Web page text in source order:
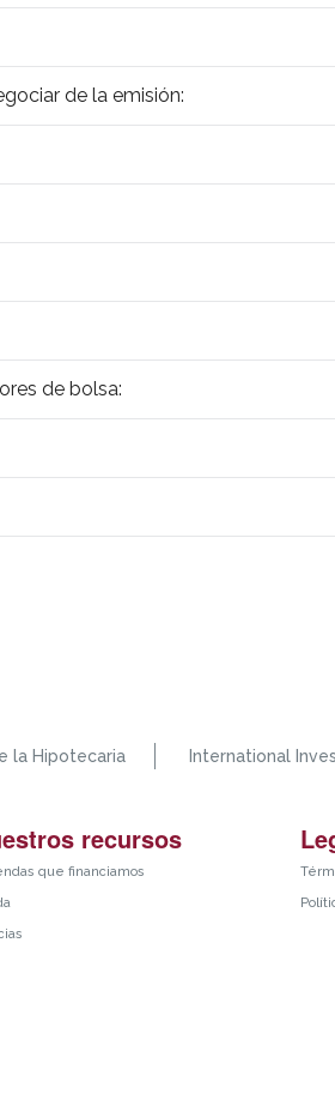
de la emisión:
de bolsa:
la Hipotecaria International
recursos
que financiamos